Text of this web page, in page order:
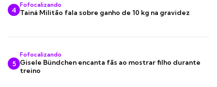
4
Fofocalizando
Tainá Militão fala sobre ganho de 10 kg na gravidez
5
Fofocalizando
Gisele Bündchen encanta fãs ao mostrar filho durante
treino